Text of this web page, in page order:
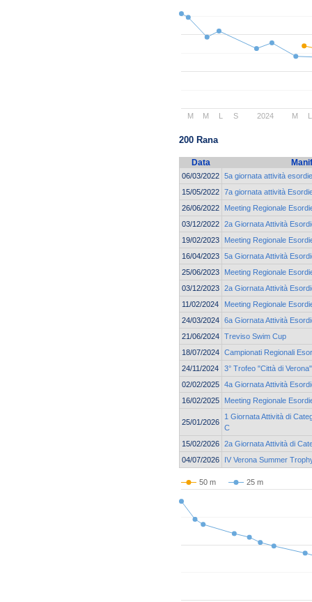
2024
M M S M
200 Rana
Data
06/03/2022 5a giornata attività
15/05/2022 7a giornata attività
26/06/2022
Meeting Regionale
03/12/2022 2a Giornata Attività
19/02/2023
Meeting Regionale
16/04/2023 5a Giornata Attività
25/06/2023
Meeting Regionale
03/12/2023 2a Giornata Attività
11/02/2024
Meeting Regionale
24/03/2024 6a Giornata Attività
21/06/2024 Treviso Swim Cup
18/07/2024 Campionati Regionali
24/11/2024
3° Trofeo "Città di
02/02/2025 4a Giornata Attività
16/02/2025
Meeting Regionale
25/01/2026
1 Giornata Attività di
C
15/02/2026 2a Giornata Attività di
04/07/2026
IV Verona Summer
50 m 25 m